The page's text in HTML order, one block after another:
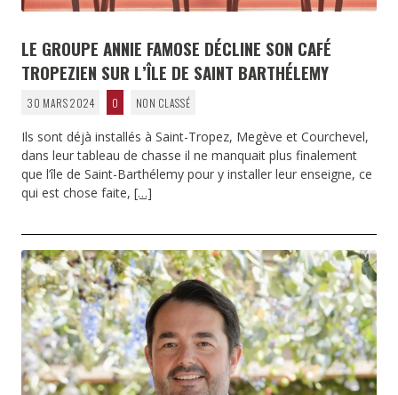
LE GROUPE ANNIE FAMOSE DÉCLINE SON CAFÉ
TROPEZIEN SUR L’ÎLE DE SAINT BARTHÉLEMY
30 MARS 2024 0 NON CLASSÉ
Ils sont déjà installés à Saint-Tropez, Megève et Courchevel,
dans leur tableau de chasse il ne manquait plus finalement
que l’île de Saint-Barthélemy pour y installer leur enseigne, ce
qui est chose faite, […]